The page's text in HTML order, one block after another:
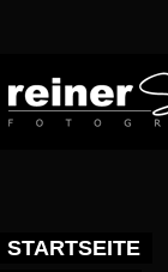
STARTSEITE